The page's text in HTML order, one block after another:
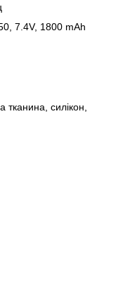
7.4V, 1800 mAh
тканина, силікон,